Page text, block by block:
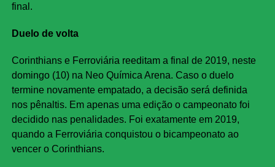
final.
Duelo de volta
Corinthians e Ferroviária reeditam a final de 2019, neste
domingo (10) na Neo Química Arena. Caso o duelo
termine novamente empatado, a decisão será definida
nos pênaltis. Em apenas uma edição o campeonato foi
decidido nas penalidades. Foi exatamente em 2019,
quando a Ferroviária conquistou o bicampeonato ao
vencer o Corinthians.